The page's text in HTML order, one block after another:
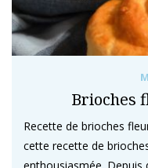
Brioches
Recette de brioches
cette recette de